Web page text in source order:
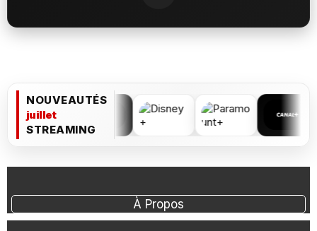
NOUVEAUTÉS
juillet
STREAMING
À Propos